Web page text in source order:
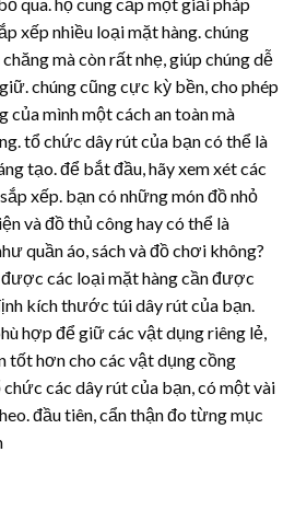
xếp nhiều loại mặt hàng. chúng
mà còn rất nhẹ, giúp chúng dễ
chúng cũng cực kỳ bền, cho phép
của mình một cách an toàn mà
tổ chức dây rút của bạn có thể là
tạo. để bắt đầu, hãy xem xét các
xếp. bạn có những món đồ nhỏ
và đồ thủ công hay có thể là
quần áo, sách và đồ chơi không?
các loại mặt hàng cần được
kích thước túi dây rút của bạn.
hợp để giữ các vật dụng riêng lẻ,
tốt hơn cho các vật dụng cồng
các dây rút của bạn, có một vài
đầu tiên, cẩn thận đo từng mục